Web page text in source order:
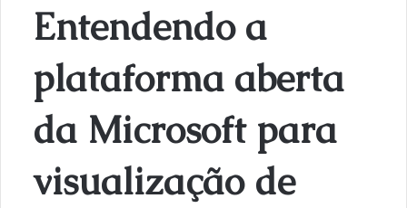
Entendendo a
plataforma aberta
da Microsoft para
visualização de